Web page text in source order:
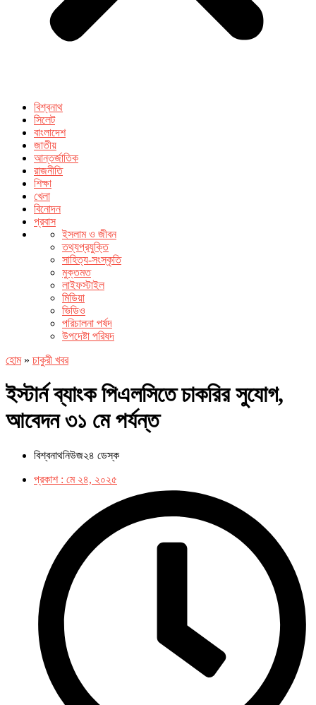
বিশ্বনাথ
সিলেট
বাংলাদেশ
জাতীয়
আন্তর্জাতিক
রাজনীতি
শিক্ষা
খেলা
বিনোদন
প্রবাস
ইসলাম ও জীবন
তথ্যপ্রযুক্তি
সাহিত্য-সংস্কৃতি
মুক্তমত
লাইফস্টাইল
মিডিয়া
ভিডিও
পরিচালনা পর্ষদ
উপদেষ্টা পরিষদ
হোম» চাকুরী খবর
ইস্টার্ন ব্যাংক পিএলসিতে চাকরির সুযোগ,
আবেদন ৩১ মে পর্যন্ত
বিশ্বনাথনিউজ২৪ ডেস্ক
প্রকাশ : মে ২৪, ২০২৫